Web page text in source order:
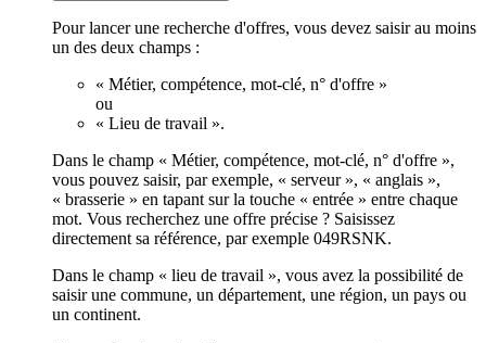
Pour lancer une recherche d'offres, vous devez saisir au moins
un des deux champs :
« Métier, compétence, mot-clé, n° d'offre »
ou
« Lieu de travail ».
Dans le champ « Métier, compétence, mot-clé, n° d'offre »,
vous pouvez saisir, par exemple, « serveur », « anglais »,
« brasserie » en tapant sur la touche « entrée » entre chaque
mot. Vous recherchez une offre précise ? Saisissez
directement sa référence, par exemple 049RSNK.
Dans le champ « lieu de travail », vous avez la possibilité de
saisir une commune, un département, une région, un pays ou
un continent.